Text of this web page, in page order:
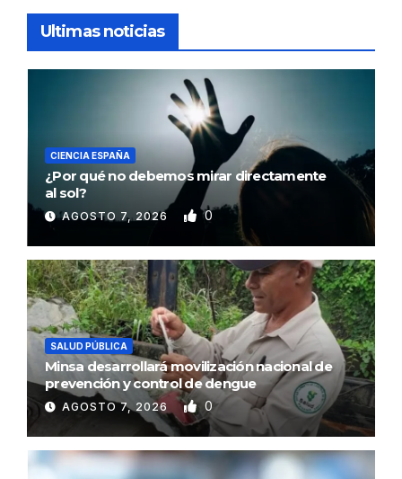
Ultimas noticias
CIENCIA ESPAÑA
¿Por qué no debemos mirar directamente
al sol?
AGOSTO 7, 2026 0
SALUD PÚBLICA
Minsa desarrollará movilización nacional de
prevención y control de dengue
AGOSTO 7, 2026 0